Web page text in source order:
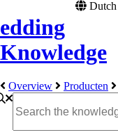
edding
Knowledge
Dutch
Overview Producten